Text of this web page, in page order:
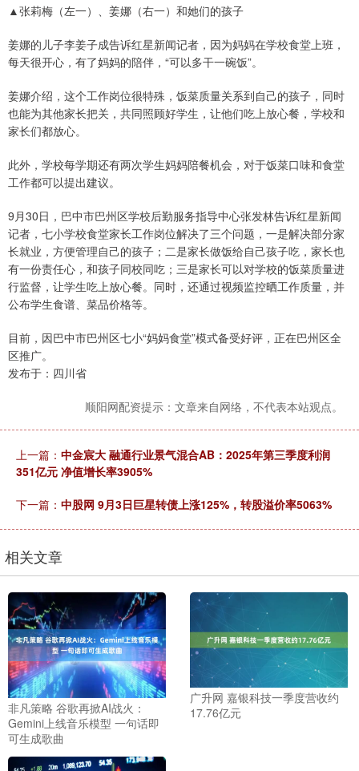
▲张莉梅（左一）、姜娜（右一）和她们的孩子
姜娜的儿子李姜子成告诉红星新闻记者，因为妈妈在学校食堂上班，
每天很开心，有了妈妈的陪伴，“可以多干一碗饭”。
姜娜介绍，这个工作岗位很特殊，饭菜质量关系到自己的孩子，同时
也能为其他家长把关，共同照顾好学生，让他们吃上放心餐，学校和
家长们都放心。
此外，学校每学期还有两次学生妈妈陪餐机会，对于饭菜口味和食堂
工作都可以提出建议。
9月30日，巴中市巴州区学校后勤服务指导中心张发林告诉红星新闻
记者，七小学校食堂家长工作岗位解决了三个问题，一是解决部分家
长就业，方便管理自己的孩子；二是家长做饭给自己孩子吃，家长也
有一份责任心，和孩子同校同吃；三是家长可以对学校的饭菜质量进
行监督，让学生吃上放心餐。同时，还通过视频监控晒工作质量，并
公布学生食谱、菜品价格等。
目前，因巴中市巴州区七小“妈妈食堂”模式备受好评，正在巴州区全
区推广。
发布于：四川省
顺阳网配资提示：文章来自网络，不代表本站观点。
上一篇： 中金宸大 融通行业景气混合AB：2025年第三季度利润
351亿元 净值增长率3905%
下一篇： 中股网 9月3日巨星转债上涨125%，转股溢价率5063%
相关文章
非凡策略 谷歌再掀AI战火：
Gemini上线音乐模型 一句话即
可生成歌曲
广升网 嘉银科技一季度营收约
17.76亿元